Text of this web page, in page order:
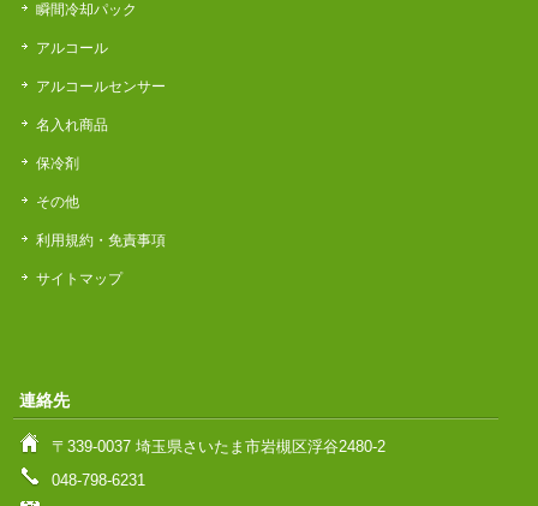
瞬間冷却パック
アルコール
アルコールセンサー
名入れ商品
保冷剤
その他
利用規約・免責事項
サイトマップ
連絡先
〒339-0037 埼玉県さいたま市岩槻区浮谷2480-2
048-798-6231